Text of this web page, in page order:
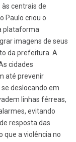
centrais de
Paulo criou o
plataforma
imagens de seus
da prefeitura. A
cidades
até prevenir
deslocando em
linhas férreas,
evitando
resposta das
que a violência no